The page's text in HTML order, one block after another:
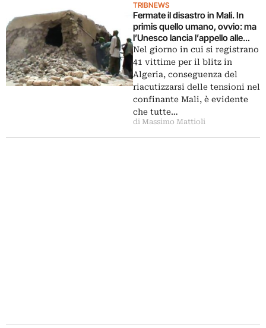
TRIBNEWS
Fermate il disastro in Mali. In
primis quello umano, ovvio: ma
l’Unesco lancia l’appello alle
forze in campo per bloccare le
distruzioni integraliste a
Timbuctu
Nel giorno in cui si registrano
41 vittime per il blitz in
Algeria, conseguenza del
riacutizzarsi delle tensioni nel
confinante Mali, è evidente
che tutte…
di Massimo Mattioli